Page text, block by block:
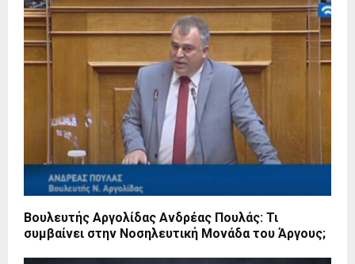
Βουλευτής Αργολίδας Ανδρέας Πουλάς: Τι
συμβαίνει στην Νοσηλευτική Μονάδα του Άργους;